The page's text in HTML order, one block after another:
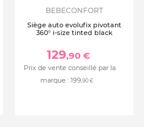
BEBECONFORT
Siège auto evolufix pivotant
360° i-size tinted black
129,90 €
Prix de vente conseillé par la
marque : 199,90 €